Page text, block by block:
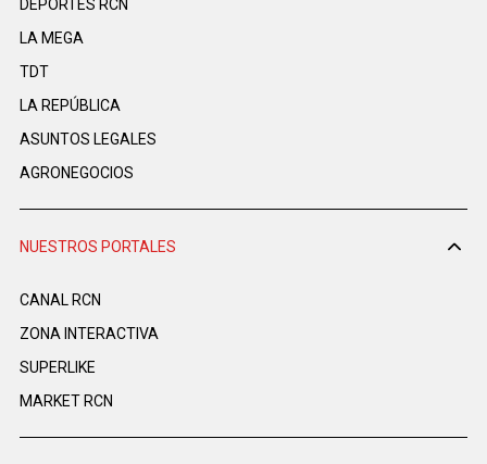
DEPORTES RCN
LA MEGA
TDT
LA REPÚBLICA
ASUNTOS LEGALES
AGRONEGOCIOS
NUESTROS PORTALES
CANAL RCN
ZONA INTERACTIVA
SUPERLIKE
MARKET RCN